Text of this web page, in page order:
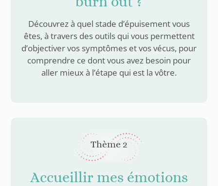
Découvrez à quel stade d’épuisement vous
êtes, à travers des outils qui vous permettent
d’objectiver vos symptômes et vos vécus, pour
comprendre ce dont vous avez besoin pour
aller mieux à l’étape qui est la vôtre.
Thème 2
Accueillir mes émotions